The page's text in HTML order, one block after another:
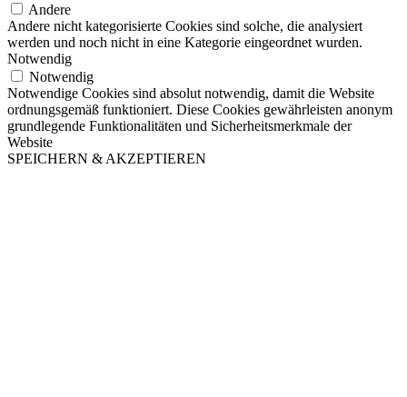
Andere
Andere nicht kategorisierte Cookies sind solche, die analysiert
werden und noch nicht in eine Kategorie eingeordnet wurden.
Notwendig
Notwendig
Notwendige Cookies sind absolut notwendig, damit die Website
ordnungsgemäß funktioniert. Diese Cookies gewährleisten anonym
grundlegende Funktionalitäten und Sicherheitsmerkmale der
Website
SPEICHERN & AKZEPTIEREN